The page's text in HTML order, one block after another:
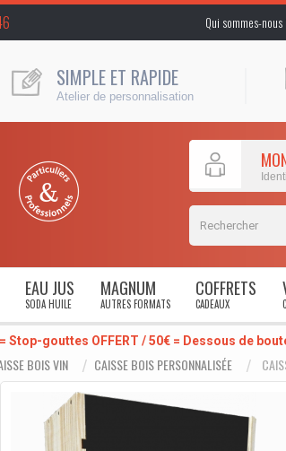
Qui sommes-nous
SIMPLE ET RAPIDE
Atelier de personnalisation
EAU JUS
SODA HUILE
MAGNUM
AUTRES FORMATS
COFFRETS
CADEAUX
gouttes OFFERT / 50€ = Dessous de
BOIS VIN CAISSE BOIS PERSONNALISÉE